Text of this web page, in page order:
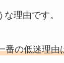
理由です。
番の低迷理由